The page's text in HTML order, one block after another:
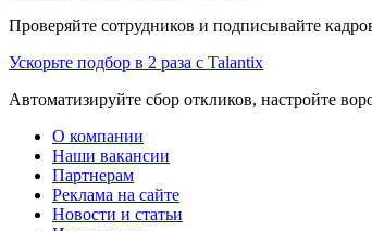
Проверяйте сотрудников и подписывайте
Ускорьте подбор в 2 раза с Talantix
Автоматизируйте сбор откликов, настройте
О компании
Наши вакансии
Партнерам
Реклама на сайте
Новости и статьи